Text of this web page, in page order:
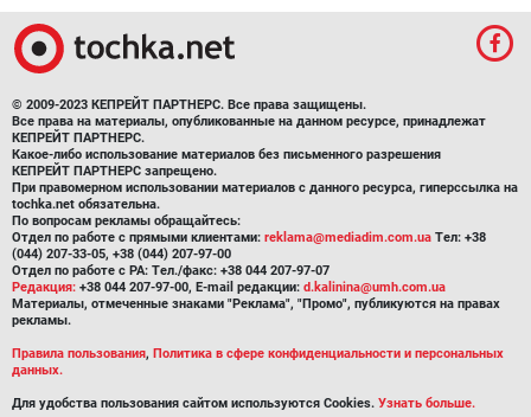
© 2009-2023 КЕПРЕЙТ ПАРТНЕРС. Все права защищены.
Все права на материалы, опубликованные на данном ресурсе, принадлежат
КЕПРЕЙТ ПАРТНЕРС.
Какое-либо использование материалов без письменного разрешения
КЕПРЕЙТ ПАРТНЕРС запрещено.
При правомерном использовании материалов с данного ресурса, гиперссылка на
tochka.net обязательна.
По вопросам рекламы обращайтесь:
Отдел по работе с прямыми клиентами: reklama@mediadim.com.ua Тел: +38
(044) 207-33-05, +38 (044) 207-97-00
Отдел по работе с РА: Тел./факс: +38 044 207-97-07
Редакция: +38 044 207-97-00, E-mail редакции: d.kalinina@umh.com.ua
Материалы, отмеченные знаками "Реклама", "Промо", публикуются на правах
рекламы.
Правила пользования, Политика в сфере конфиденциальности и персональных
данных.
Для удобства пользования сайтом используются Cookies. Узнать больше.